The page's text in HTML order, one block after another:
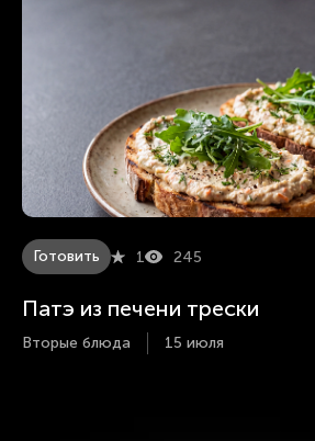
Готовить 1 245
Патэ из печени трески
Вторые блюда 15 июля